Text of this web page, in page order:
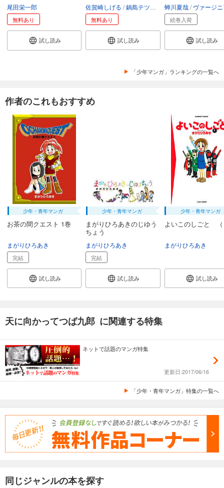
尾田栄一郎
無料あり
試し読み
佐賀崎しげる 鍋島テツヒロ 空路恵 渡辺樹
無料あり
試し読み
蝉川夏哉 ヴァージニア二
続巻入荷
試し読み
「少年マンガ」ランキングの一覧へ
作者のこれもおすすめ
少年・青年マンガ
お茶の間クエスト 1巻
まがりひろあき
完結
試し読み
少年・青年マンガ
まがりひろあきのじゆう
ちょう
まがりひろあき
完結
試し読み
少年・青年マンガ
よいこのしごと （
まがりひろあき
試し読み
天に向かってつば九郎 に関連する特集
ネットで話題のマンガ特集
更新日:2017/06/16
「少年・青年マンガ」特集の一覧へ
同じジャンルの本を探す